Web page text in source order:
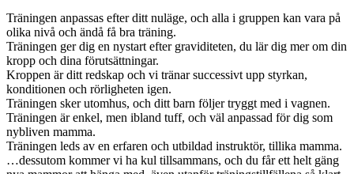
Träningen anpassas efter ditt nuläge, och alla i gruppen kan vara på
olika nivå och ändå få bra träning.
Träningen ger dig en nystart efter graviditeten, du lär dig mer om din
kropp och dina förutsättningar.
Kroppen är ditt redskap och vi tränar successivt upp styrkan,
konditionen och rörligheten igen.
Träningen sker utomhus, och ditt barn följer tryggt med i vagnen.
Träningen är enkel, men ibland tuff, och väl anpassad för dig som
nybliven mamma.
Träningen leds av en erfaren och utbildad instruktör, tillika mamma.
…dessutom kommer vi ha kul tillsammans, och du får ett helt gäng